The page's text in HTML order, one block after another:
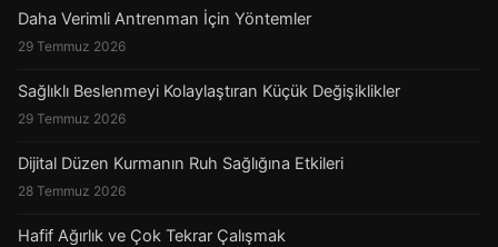
Daha Verimli Antrenman İçin Yöntemler
29 Temmuz 2026
Sağlıklı Beslenmeyi Kolaylaştıran Küçük Değişiklikler
29 Temmuz 2026
Dijital Düzen Kurmanın Ruh Sağlığına Etkileri
28 Temmuz 2026
Hafif Ağırlık ve Çok Tekrar Çalışmak